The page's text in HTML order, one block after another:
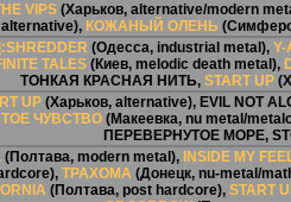
VIPS (Харьков, alternative/modern
alternative), КОЖАНЫЙ ОЛЕНЬ
(Одесса, industrial metal), Y-
TALES(Киев, melodic death metal),
ТОНКАЯ КРАСНАЯ НИТЬ, START UP
UP (Харьков, alternative), EVIL NOT
ЧУВСТВО (Макеевка, nu metal/
ПЕРЕВЕРНУТОЕ МОРЕ,
(Полтава, modern metal), INSIDE MY
ТРАХОМА (Донецк, nu-metal/
(Полтава, post hardcore), START